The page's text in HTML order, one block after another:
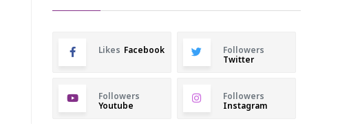
Likes Facebook
Followers
Twitter
Followers
Youtube
Followers
Instagram